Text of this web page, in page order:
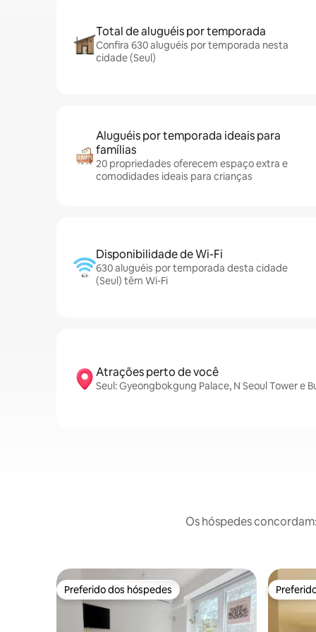
Total de aluguéis por temporada
Confira 630 aluguéis por temporada nesta
cidade (Seul)
Aluguéis por temporada ideais para
famílias
20 propriedades oferecem espaço extra e
comodidades ideais para crianças
Disponibilidade de Wi-Fi
630 aluguéis por temporada desta cidade
(Seul) têm Wi-Fi
Atrações perto de você
Seul: Gyeongbokgung Palace, N Seoul Tower
Os hóspedes
Preferido dos hóspedes
Preferido dos hóspedes